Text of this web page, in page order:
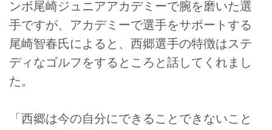
ンボ尾崎ジュニアアカデミーで腕を磨いた選
手ですが、アカデミーで選手をサポートする
尾崎智春氏によると、西郷選手の特徴はステ
ディなゴルフをするところと話してくれまし
た。
「西郷は今の自分にできることできないこと